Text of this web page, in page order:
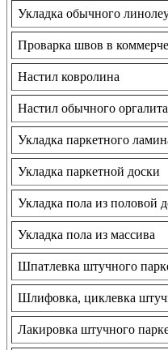
Укладка обычного
Проварка швов в
Настил ковролина
Настил обычного оргалита
Укладка паркетного
Укладка паркетной доски
Укладка пола из половой
Укладка пола из массива
Шпатлевка штучного
Шлифовка, циклевка
Лакировка штучного